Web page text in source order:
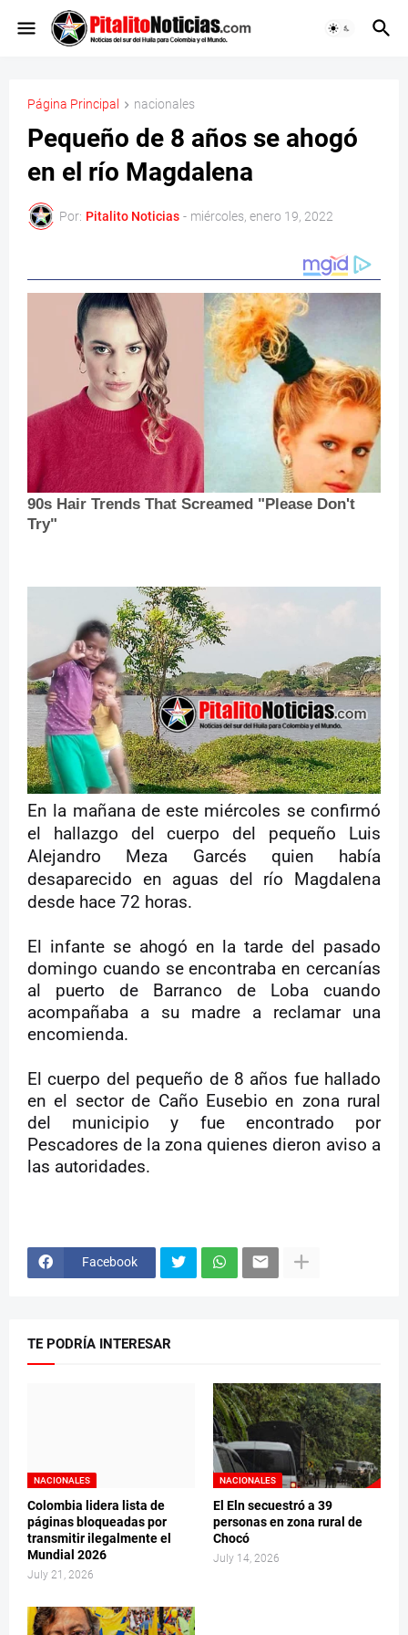
Página Principal nacionales
Pequeño de 8 años se ahogó
en el río Magdalena
Por: Pitalito Noticias - miércoles, enero 19, 2022
En la mañana de este miércoles se confirmó
el hallazgo del cuerpo del pequeño Luis
Alejandro Meza Garcés quien había
desaparecido en aguas del río Magdalena
desde hace 72 horas.
El infante se ahogó en la tarde del pasado
domingo cuando se encontraba en cercanías
al puerto de Barranco de Loba cuando
acompañaba a su madre a reclamar una
encomienda.
El cuerpo del pequeño de 8 años fue hallado
en el sector de Caño Eusebio en zona rural
del municipio y fue encontrado por
Pescadores de la zona quienes dieron aviso a
las autoridades.
Facebook
TE PODRÍA INTERESAR
NACIONALES
Colombia lidera lista de
páginas bloqueadas por
transmitir ilegalmente el
Mundial 2026
July 21, 2026
NACIONALES
El Eln secuestró a 39
personas en zona rural de
Chocó
July 14, 2026